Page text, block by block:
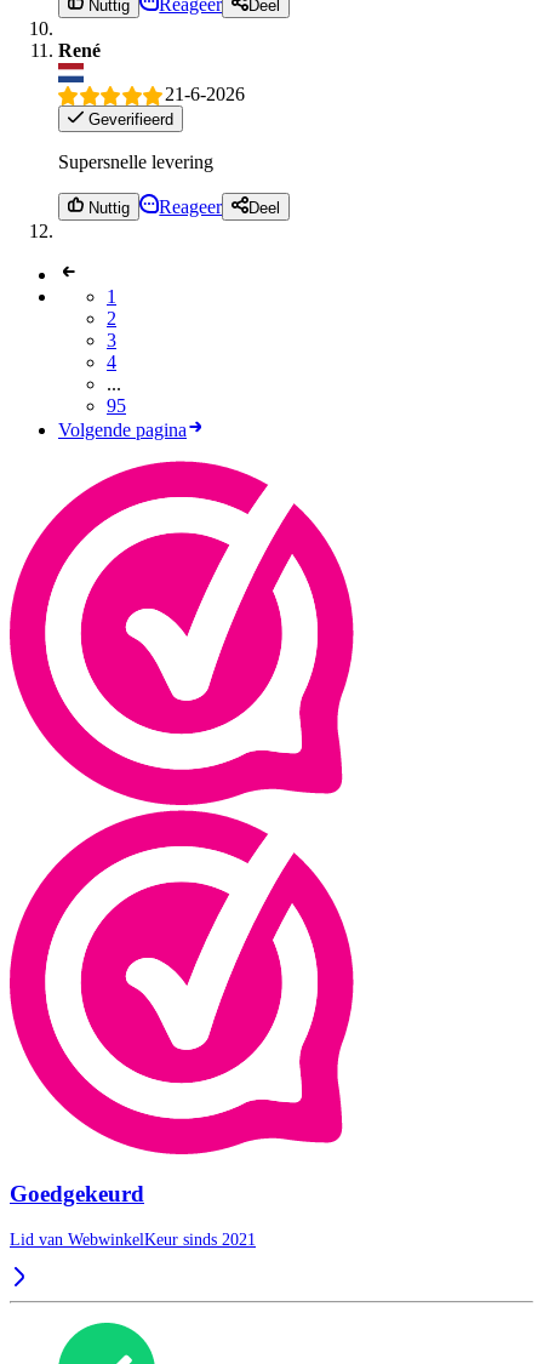
Nuttig Deel
René
21-6-2026
Geverifieerd
Supersnelle levering
Nuttig Reageer Deel
1
2
3
4
...
95
Volgende pagina
Goedgekeurd
Lid van WebwinkelKeur sinds 2021